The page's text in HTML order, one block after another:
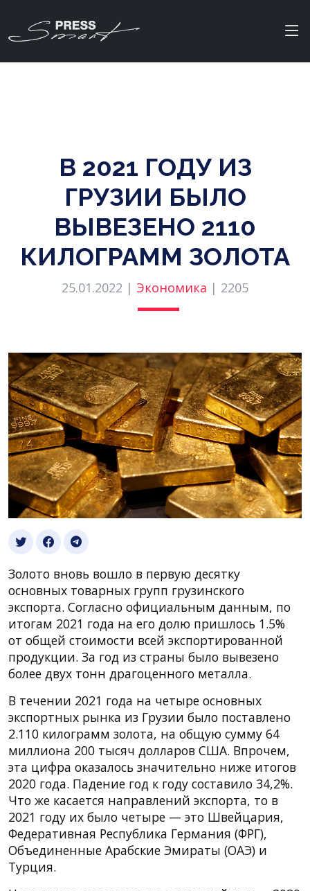
В 2021 ГОДУ ИЗ
ГРУЗИИ БЫЛО
ВЫВЕЗЕНО 2110
КИЛОГРАММ ЗОЛОТА
25.01.2022 | Экономика | 2205
Золото вновь вошло в первую десятку
основных товарных групп грузинского
экспорта. Согласно официальным данным, по
итогам 2021 года на его долю пришлось 1.5%
от общей стоимости всей экспортированной
продукции. За год из страны было вывезено
более двух тонн драгоценного металла.
В течении 2021 года на четыре основных
экспортных рынка из Грузии было поставлено
2.110 килограмм золота, на общую сумму 64
миллиона 200 тысяч долларов США. Впрочем,
эта цифра оказалось значительно ниже итогов
2020 года. Падение год к году составило 34,2%.
Что же касается направлений экспорта, то в
2021 году их было четыре — это Швейцария,
Федеративная Республика Германия (ФРГ),
Объединенные Арабские Эмираты (ОАЭ) и
Турция.